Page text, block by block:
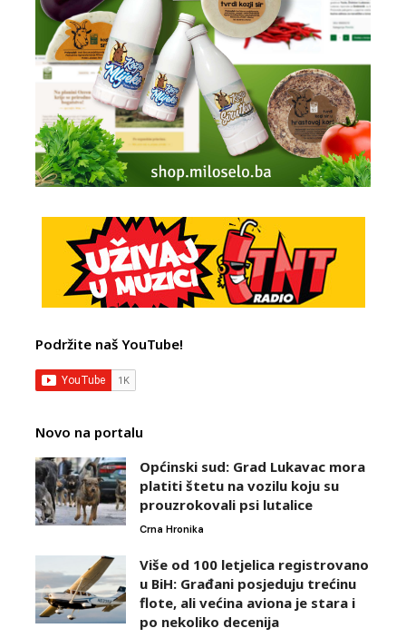
Podržite naš YouTube!
Novo na portalu
Općinski sud: Grad Lukavac mora
platiti štetu na vozilu koju su
prouzrokovali psi lutalice
Crna Hronika
Više od 100 letjelica registrovano
u BiH: Građani posjeduju trećinu
flote, ali većina aviona je stara i
po nekoliko decenija